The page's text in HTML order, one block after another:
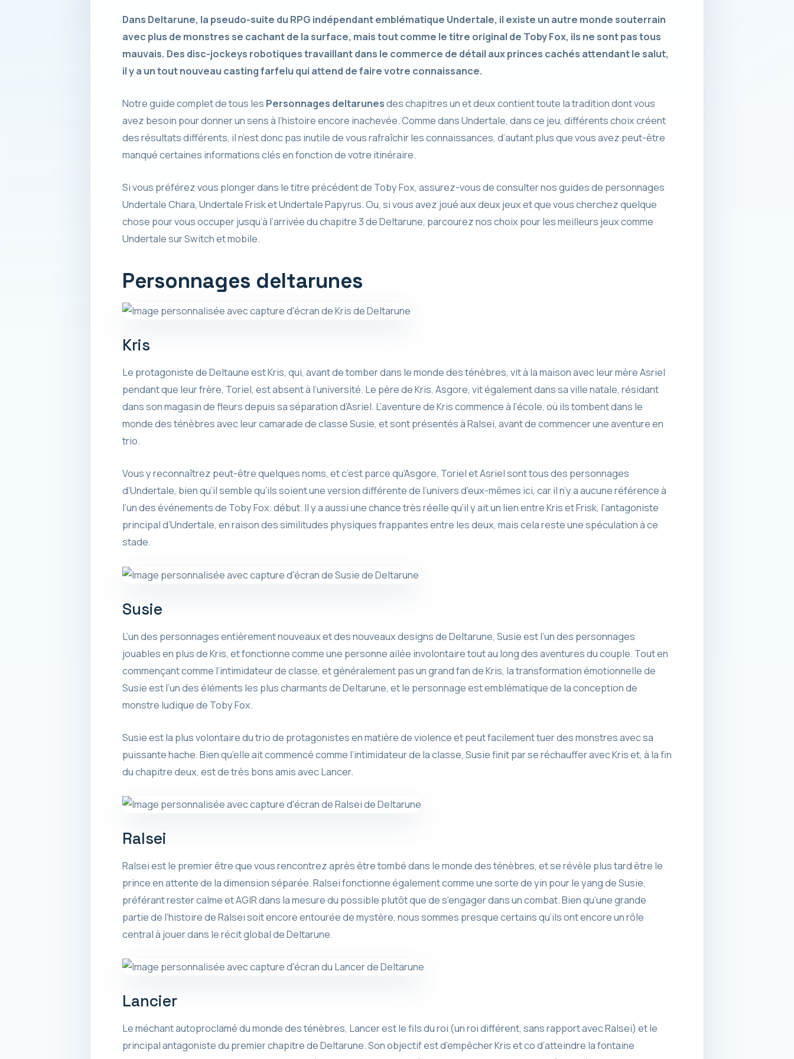
Dans Deltarune, la pseudo-suite du RPG indépendant emblématique Undertale, il existe un autre monde souterrain
avec plus de monstres se cachant de la surface, mais tout comme le titre original de Toby Fox, ils ne sont pas tous
mauvais. Des disc-jockeys robotiques travaillant dans le commerce de détail aux princes cachés attendant le salut,
il y a un tout nouveau casting farfelu qui attend de faire votre connaissance.
Notre guide complet de tous les Personnages deltarunesdes chapitres un et deux contient toute la tradition dont vous
avez besoin pour donner un sens à l’histoire encore inachevée. Comme dans Undertale, dans ce jeu, différents choix créent
des résultats différents, il n’est donc pas inutile de vous rafraîchir les connaissances, d’autant plus que vous avez peut-être
manqué certaines informations clés en fonction de votre itinéraire.
Si vous préférez vous plonger dans le titre précédent de Toby Fox, assurez-vous de consulter nos guides de personnages
Undertale Chara, Undertale Frisk et Undertale Papyrus. Ou, si vous avez joué aux deux jeux et que vous cherchez quelque
chose pour vous occuper jusqu’à l’arrivée du chapitre 3 de Deltarune, parcourez nos choix pour les meilleurs jeux comme
Undertale sur Switch et mobile.
Personnages deltarunes
Kris
Le protagoniste de Deltaune est Kris, qui, avant de tomber dans le monde des ténèbres, vit à la maison avec leur mère Asriel
pendant que leur frère, Toriel, est absent à l’université. Le père de Kris, Asgore, vit également dans sa ville natale, résidant
dans son magasin de fleurs depuis sa séparation d’Asriel. L’aventure de Kris commence à l’école, où ils tombent dans le
monde des ténèbres avec leur camarade de classe Susie, et sont présentés à Ralsei, avant de commencer une aventure en
trio.
Vous y reconnaîtrez peut-être quelques noms, et c’est parce qu’Asgore, Toriel et Asriel sont tous des personnages
d’Undertale, bien qu’il semble qu’ils soient une version différente de l’univers d’eux-mêmes ici, car il n’y a aucune référence à
l’un des événements de Toby Fox. début. Il y a aussi une chance très réelle qu’il y ait un lien entre Kris et Frisk, l’antagoniste
principal d’Undertale, en raison des similitudes physiques frappantes entre les deux, mais cela reste une spéculation à ce
stade.
Susie
L’un des personnages entièrement nouveaux et des nouveaux designs de Deltarune, Susie est l’un des personnages
jouables en plus de Kris, et fonctionne comme une personne ailée involontaire tout au long des aventures du couple. Tout en
commençant comme l’intimidateur de classe, et généralement pas un grand fan de Kris, la transformation émotionnelle de
Susie est l’un des éléments les plus charmants de Deltarune, et le personnage est emblématique de la conception de
monstre ludique de Toby Fox.
Susie est la plus volontaire du trio de protagonistes en matière de violence et peut facilement tuer des monstres avec sa
puissante hache. Bien qu’elle ait commencé comme l’intimidateur de la classe, Susie finit par se réchauffer avec Kris et, à la fin
du chapitre deux, est de très bons amis avec Lancer.
Ralsei
Ralsei est le premier être que vous rencontrez après être tombé dans le monde des ténèbres, et se révèle plus tard être le
prince en attente de la dimension séparée. Ralsei fonctionne également comme une sorte de yin pour le yang de Susie,
préférant rester calme et AGIR dans la mesure du possible plutôt que de s’engager dans un combat. Bien qu’une grande
partie de l’histoire de Ralsei soit encore entourée de mystère, nous sommes presque certains qu’ils ont encore un rôle
central à jouer dans le récit global de Deltarune.
Lancier
Le méchant autoproclamé du monde des ténèbres, Lancer est le fils du roi (un roi différent, sans rapport avec Ralsei) et le
principal antagoniste du premier chapitre de Deltarune. Son objectif est d’empêcher Kris et co d’atteindre la fontaine